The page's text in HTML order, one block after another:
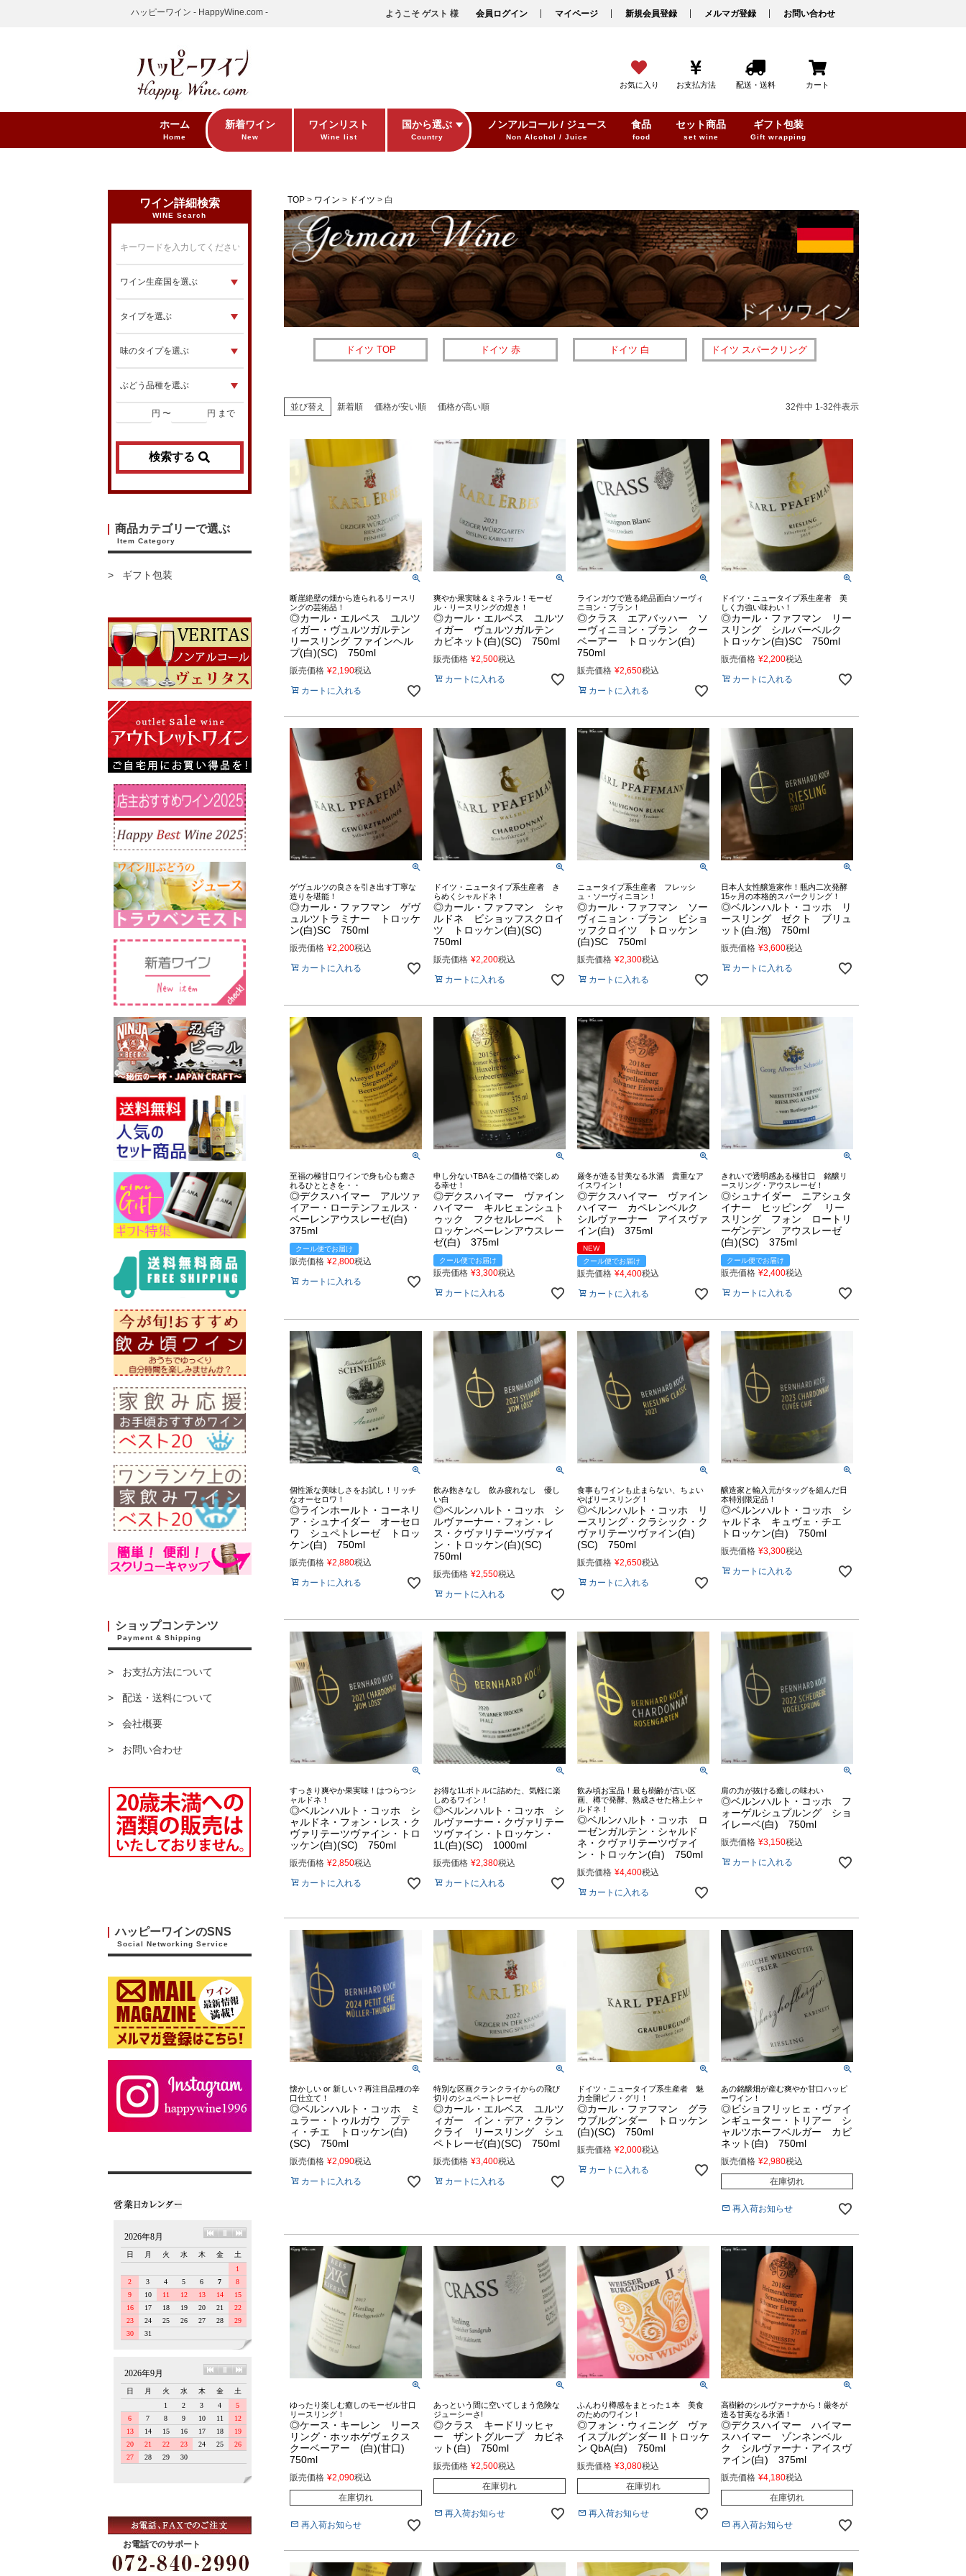
ハッピーワイン - HappyWine.com - ようこそ ゲスト 様 会員ログイン マイページ 新規会員登録 メルマガ登録 お問い合わせ
お気に入り お支払方法 配送・送料 カート
ホーム
Home
新着ワイン
New
ワインリスト
Wine list
国から選ぶ
Country
ノンアルコール / ジュース
Non Alcohol / Juice
食品
food
セット商品
set wine
ギフト包装
Gift wrapping
ワイン詳細検索
WINE Search
円 〜 円 まで
検索する
商品カテゴリーで選ぶ
Item Category
ギフト包装
ショップコンテンツ
Payment & Shipping
お支払方法について
配送・送料について
会社概要
お問い合わせ
ハッピーワインのSNS
Social Networking Service
お電話でのサポート
TOP ワイン ドイツ 白
ドイツ TOP ドイツ 赤 ドイツ 白 ドイツ スパークリング
並び替え 新着順 価格が安い順 価格が高い順 32件中 1-32件表示
断崖絶壁の畑から造られるリースリ
ングの芸術品！
◎カール・エルベス ユルツ
ィガー・ヴュルツガルテン
リースリング ファインヘル
プ(白)(SC) 750ml
販売価格 ¥2,190税込
カートに入れる
爽やか果実味＆ミネラル！モーゼ
ル・リースリングの煌き！
◎カール・エルベス ユルツ
ィガー ヴュルツガルテン
カビネット(白)(SC) 750ml
販売価格 ¥2,500税込
カートに入れる
ラインガウで造る絶品面白ソーヴィ
ニヨン・ブラン！
◎クラス エアバッハー ソ
ーヴィニヨン・ブラン クー
ベーアー トロッケン(白)
750ml
販売価格 ¥2,650税込
カートに入れる
ドイツ・ニュータイプ系生産者 美
しく力強い味わい！
◎カール・ファフマン リー
スリング シルバーベルク
トロッケン(白)SC 750ml
販売価格 ¥2,200税込
カートに入れる
ゲヴュルツの良さを引き出す丁寧な
造りを堪能！
◎カール・ファフマン ゲヴ
ュルツトラミナー トロッケ
ン(白)SC 750ml
販売価格 ¥2,200税込
カートに入れる
ドイツ・ニュータイプ系生産者 き
らめくシャルドネ！
◎カール・ファフマン シャ
ルドネ ビショッフスクロイ
ツ トロッケン(白)(SC)
750ml
販売価格 ¥2,200税込
カートに入れる
ニュータイプ系生産者 フレッシ
ュ・ソーヴィニヨン！
◎カール・ファフマン ソー
ヴィニョン・ブラン ビショ
ッフクロイツ トロッケン
(白)SC 750ml
販売価格 ¥2,300税込
カートに入れる
日本人女性醸造家作！瓶内二次発酵
15ヶ月の本格的スパークリング！
◎ベルンハルト・コッホ リ
ースリング ゼクト ブリュ
ット(白.泡) 750ml
販売価格 ¥3,600税込
カートに入れる
至福の極甘口ワインで身も心も癒さ
れるひとときを・・
◎デクスハイマー アルツァ
イアー・ローテンフェルス・
ベーレンアウスレーゼ(白)
375ml
クール便でお届け
販売価格 ¥2,800税込
カートに入れる
申し分ないTBAをこの価格で楽しめ
る幸せ！
◎デクスハイマー ヴァイン
ハイマー キルヒェンシュト
ゥック フクセルレーベ ト
ロッケンベーレンアウスレー
ゼ(白) 375ml
クール便でお届け
販売価格 ¥3,300税込
カートに入れる
厳冬が造る甘美なる氷酒 貴重なア
イスワイン！
◎デクスハイマー ヴァイン
ハイマー カペレンベルク
シルヴァーナー アイスヴァ
イン(白) 375ml
NEW
クール便でお届け
販売価格 ¥4,400税込
カートに入れる
きれいで透明感ある極甘口 銘醸リ
ースリング・アウスレーゼ！
◎シュナイダー ニアシュタ
イナー ヒッピング リー
スリング フォン ロートリ
ーゲンデン アウスレーゼ
(白)(SC) 375ml
クール便でお届け
販売価格 ¥2,400税込
カートに入れる
個性派な美味しさをお試し！リッチ
なオーセロワ！
◎ラインホールト・コーネリ
ア・シュナイダー オーセロ
ワ シュペトレーゼ トロッ
ケン(白) 750ml
販売価格 ¥2,880税込
カートに入れる
飲み飽きなし 飲み疲れなし 優し
い白
◎ベルンハルト・コッホ シ
ルヴァーナー・フォン・レ
ス・クヴァリテーツヴァイ
ン・トロッケン(白)(SC)
750ml
販売価格 ¥2,550税込
カートに入れる
食事もワインも止まらない、ちょい
やばリースリング！
◎ベルンハルト・コッホ リ
ースリング・クラシック・ク
ヴァリテーツヴァイン(白)
(SC) 750ml
販売価格 ¥2,650税込
カートに入れる
醸造家と輸入元がタッグを組んだ日
本特別限定品！
◎ベルンハルト・コッホ シ
ャルドネ キュヴェ・チエ
トロッケン(白) 750ml
販売価格 ¥3,300税込
カートに入れる
すっきり爽やか果実味！はつらつシ
ャルドネ！
◎ベルンハルト・コッホ シ
ャルドネ・フォン・レス・ク
ヴァリテーツヴァイン・トロ
ッケン(白)(SC) 750ml
販売価格 ¥2,850税込
カートに入れる
お得な1Lボトルに詰めた、気軽に楽
しめるワイン！
◎ベルンハルト・コッホ シ
ルヴァーナー・クヴァリテー
ツヴァイン・トロッケン・
1L(白)(SC) 1000ml
販売価格 ¥2,380税込
カートに入れる
飲み頃お宝品！最も樹齢が古い区
画、樽で発酵、熟成させた格上シャ
ルドネ！
◎ベルンハルト・コッホ ロ
ーゼンガルテン・シャルド
ネ・クヴァリテーツヴァイ
ン・トロッケン(白) 750ml
販売価格 ¥4,400税込
カートに入れる
肩の力が抜ける癒しの味わい
◎ベルンハルト・コッホ フ
ォーゲルシュプルング ショ
イレーベ(白) 750ml
販売価格 ¥3,150税込
カートに入れる
懐かしい or 新しい？再注目品種の辛
口仕立て！
◎ベルンハルト・コッホ ミ
ュラー・トゥルガウ プテ
ィ・チエ トロッケン(白)
(SC) 750ml
販売価格 ¥2,090税込
カートに入れる
特別な区画クランクライからの飛び
切りのシュペートレーゼ
◎カール・エルベス ユルツ
ィガー イン・デア・クラン
クライ リースリング シュ
ペトレーゼ(白)(SC) 750ml
販売価格 ¥3,400税込
カートに入れる
ドイツ・ニュータイプ系生産者 魅
力全開ピノ・グリ！
◎カール・ファフマン グラ
ウブルグンダー トロッケン
(白)(SC) 750ml
販売価格 ¥2,000税込
カートに入れる
あの銘醸畑が産む爽やか甘口ハッピ
ーワイン！
◎ビショフリッヒェ・ヴァイ
ンギューター・トリアー シ
ャルツホーフベルガー カビ
ネット(白) 750ml
販売価格 ¥2,980税込
在庫切れ
再入荷お知らせ
ゆったり楽しむ癒しのモーゼル甘口
リースリング！
◎ケース・キーレン リース
リング・ホッホゲヴェクス
クーベーアー (白)(甘口)
750ml
販売価格 ¥2,090税込
在庫切れ
再入荷お知らせ
あっという間に空いてしまう危険な
ジューシーさ!
◎クラス キードリッヒャ
ー ザントグループ カビネ
ット(白) 750ml
販売価格 ¥2,500税込
在庫切れ
再入荷お知らせ
ふんわり樽感をまとった１本 美食
のためのワイン！
◎フォン・ウィニング ヴァ
イスブルグンダー II トロッケ
ン QbA(白) 750ml
販売価格 ¥3,080税込
在庫切れ
再入荷お知らせ
高樹齢のシルヴァーナから！厳冬が
造る甘美なる氷酒！
◎デクスハイマー ハイマー
スハイマー ゾンネンベル
ク シルヴァーナ・アイスヴ
ァイン(白) 375ml
販売価格 ¥4,180税込
在庫切れ
再入荷お知らせ